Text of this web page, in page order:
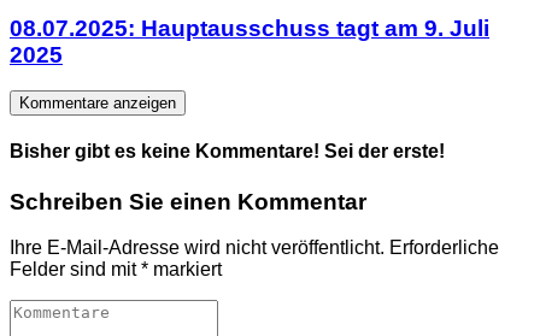
08.07.2025: Hauptausschuss tagt am 9. Juli
2025
Kommentare anzeigen
Bisher gibt es keine Kommentare! Sei der erste!
Schreiben Sie einen Kommentar
Ihre E-Mail-Adresse wird nicht veröffentlicht. Erforderliche
Felder sind mit* markiert